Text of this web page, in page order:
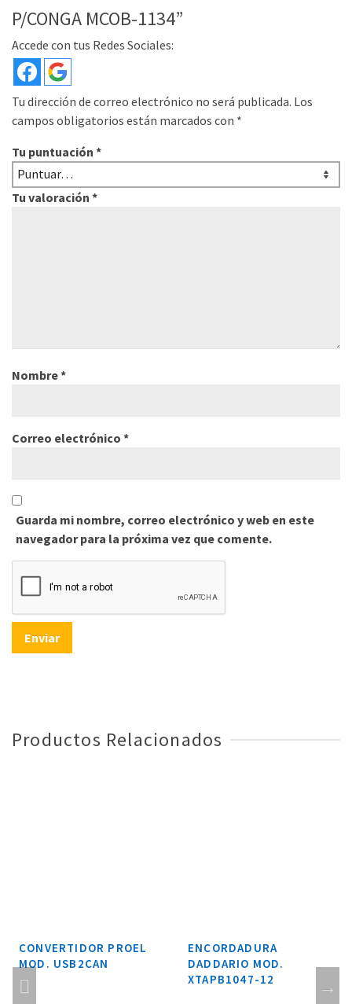
P/CONGA MCOB-1134”
Accede con tus Redes Sociales:
Tu dirección de correo electrónico no será publicada. Los
campos obligatorios están marcados con *
Tu puntuación *
Tu valoración *
Nombre*
Correo electrónico *
Guarda mi nombre, correo electrónico y web en este
navegador para la próxima vez que comente.
Productos Relacionados
CONVERTIDOR PROEL
MOD. USB2CAN
ENCORDADURA
DADDARIO MOD.
XTAPB1047-12